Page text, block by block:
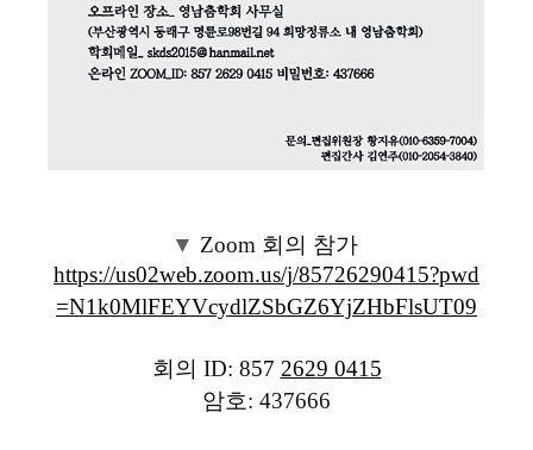
▼ ​ Zoom 회의 참가
https://us02web.zoom.us/j/85726290415?pwd
=N1k0MlFEYVcydlZSbGZ6YjZHbFlsUT09
회의 ID: 857 2629 0415
암호: 437666